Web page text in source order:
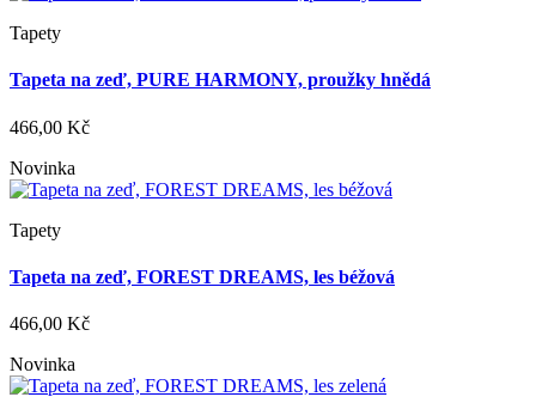
Tapety
Tapeta na zeď, PURE HARMONY, proužky hnědá
466,00 Kč
Novinka
Tapety
Tapeta na zeď, FOREST DREAMS, les béžová
466,00 Kč
Novinka